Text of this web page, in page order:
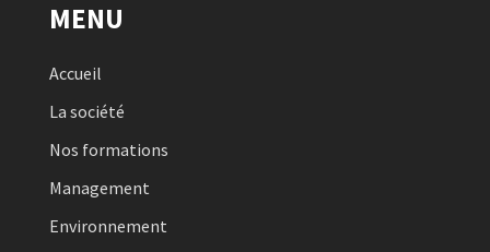
MENU
Accueil
La société
Nos formations
Management
Environnement